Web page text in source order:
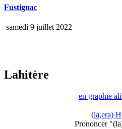
Fustignac
samedi 9 juillet 2022
Lahitère
en graphie
(la,era)
Prononcer